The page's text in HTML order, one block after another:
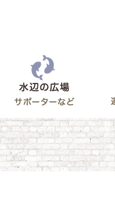
ラレコ山への道